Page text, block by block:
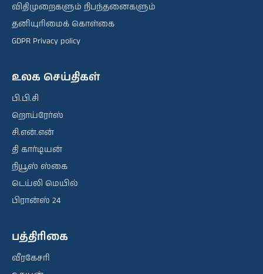
விதிமுறைகளும் நிபந்தனைகளும்
தனியுரிமைக் கொள்கை
GDPR Privacy policy
உலக செய்திகள்
பி.பி.சி
றொய்ரேர்ஸ்
சி.என்.என்
தி கார்டியன்
நியூஸ் ஸ்கை
டெய்லி மெயில்
பிரான்ஸ் 24
பத்திரிகை
வீரகேசரி